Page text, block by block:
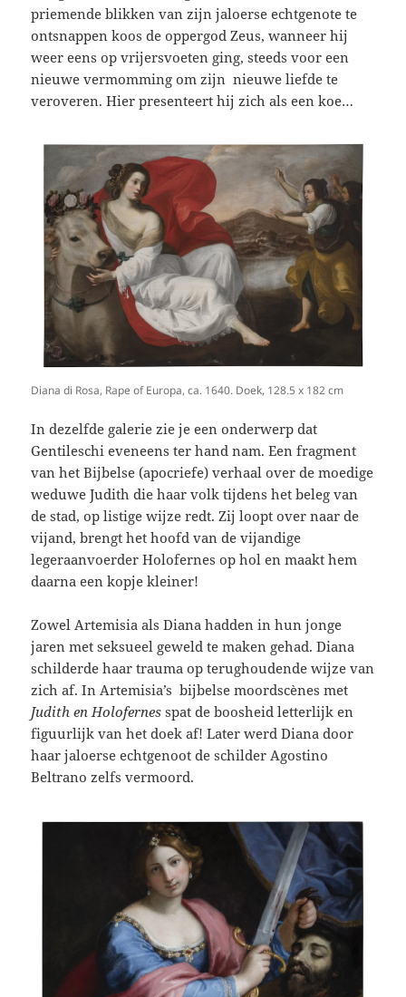
priemende blikken van zijn jaloerse echtgenote te
ontsnappen koos de oppergod Zeus, wanneer hij
weer eens op vrijersvoeten ging, steeds voor een
nieuwe vermomming om zijn nieuwe liefde te
veroveren. Hier presenteert hij zich als een koe…
Diana di Rosa, Rape of Europa, ca. 1640. Doek, 128.5 x 182 cm
In dezelfde galerie zie je een onderwerp dat
Gentileschi eveneens ter hand nam. Een fragment
van het Bijbelse (apocriefe) verhaal over de moedige
weduwe Judith die haar volk tijdens het beleg van
de stad, op listige wijze redt. Zij loopt over naar de
vijand, brengt het hoofd van de vijandige
legeraanvoerder Holofernes op hol en maakt hem
daarna een kopje kleiner!
Zowel Artemisia als Diana hadden in hun jonge
jaren met seksueel geweld te maken gehad. Diana
schilderde haar trauma op terughoudende wijze van
zich af. In Artemisia’s bijbelse moordscènes met
Judith en Holofernes spat de boosheid letterlijk en
figuurlijk van het doek af! Later werd Diana door
haar jaloerse echtgenoot de schilder Agostino
Beltrano zelfs vermoord.